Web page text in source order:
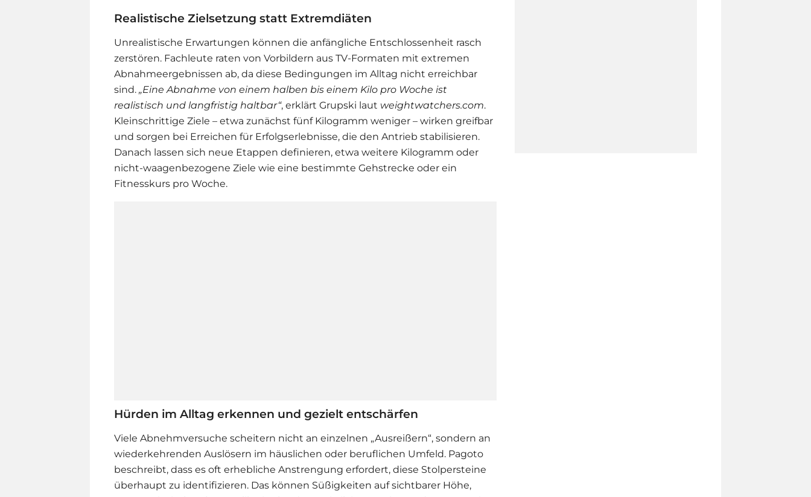
Realistische Zielsetzung statt Extremdiäten
Unrealistische Erwartungen können die anfängliche Entschlossenheit rasch
zerstören. Fachleute raten von Vorbildern aus TV-Formaten mit extremen
Abnahmeergebnissen ab, da diese Bedingungen im Alltag nicht erreichbar
sind. „Eine Abnahme von einem halben bis einem Kilo pro Woche ist
realistisch und langfristig haltbar“, erklärt Grupski laut weightwatchers.com.
Kleinschrittige Ziele – etwa zunächst fünf Kilogramm weniger – wirken greifbar
und sorgen bei Erreichen für Erfolgserlebnisse, die den Antrieb stabilisieren.
Danach lassen sich neue Etappen definieren, etwa weitere Kilogramm oder
nicht-waagenbezogene Ziele wie eine bestimmte Gehstrecke oder ein
Fitnesskurs pro Woche.
Hürden im Alltag erkennen und gezielt entschärfen
Viele Abnehmversuche scheitern nicht an einzelnen „Ausreißern“, sondern an
wiederkehrenden Auslösern im häuslichen oder beruflichen Umfeld. Pagoto
beschreibt, dass es oft erhebliche Anstrengung erfordert, diese Stolpersteine
überhaupt zu identifizieren. Das können Süßigkeiten auf sichtbarer Höhe,